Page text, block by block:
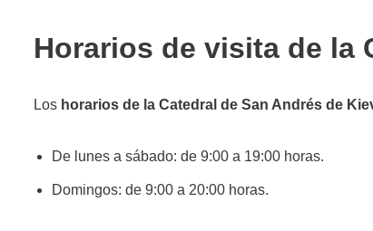
Horarios de visita de la
Los horarios de la Catedral de San Andrés de
De lunes a sábado: de 9:00 a 19:00 horas.
Domingos: de 9:00 a 20:00 horas.